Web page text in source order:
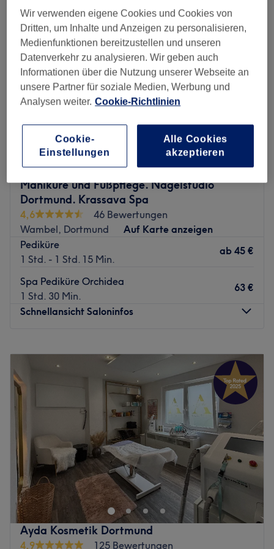
Maniküre und Fußpflege. Nagelstudio
Dortmund. Krassava Spa
4,6
46 Bewertungen
Wambel, Dortmund
Auf Karte anzeigen
Pediküre
1 Std. - 1 Std. 15 Min.
ab 45 €
Spa Pediküre Orchidea
1 Std. 30 Min.
63 €
Schnellansicht Saloninfos
11:00
19:00
Geschlossen
11:00 –19:00
Freitag
11:00 – 19:00
11:00 – 18:00
Geschlossen
Nagelstudio in Dortmund - Wambel | Maniküre, Pediküre,
Fußpflege, Gel Nägel & Designs.
Perfekte Nägel für jeden Anlass in unserem modernen
Nagelstudio in Dortmund
✅ Maniküre & Pediküre (Gellack und Gel)
✅ Nail Art, French & „russische Maniküre“
Ayda Kosmetik Dortmund
4,9
125 Bewertungen
Wir verwenden eigene Cookies und Cookies von
Dritten, um Inhalte und Anzeigen zu personalisieren,
Medienfunktionen bereitzustellen und unseren
Datenverkehr zu analysieren. Wir geben auch
Informationen über die Nutzung unserer Webseite an
unsere Partner für soziale Medien, Werbung und
Analysen weiter. Cookie-Richtlinien
Cookie-
Einstellungen
Alle Cookies
akzeptieren